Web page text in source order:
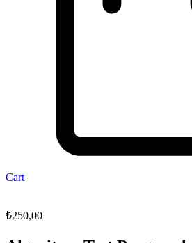
Cart
₺250,00